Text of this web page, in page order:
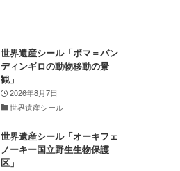
世界遺産シール「ボマ＝バン
ディンギロの動物移動の景
観」
2026年8月7日
世界遺産シール
世界遺産シール「オーキフェ
ノーキー国立野生生物保護
区」